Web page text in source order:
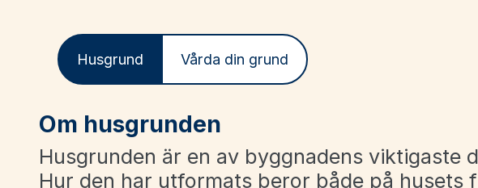
Husgrund Vårda din grund
Om husgrunden
Husgrunden är en av byggnadens viktigaste
Hur den har utformats beror både på husets